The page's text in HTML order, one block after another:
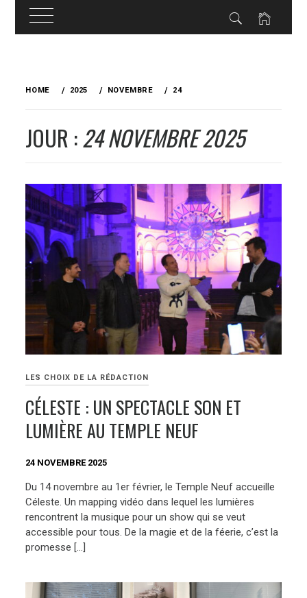
HOME 2025 NOVEMBRE 24
JOUR :24 NOVEMBRE 2025
LES CHOIX DE LA RÉDACTION
CÉLESTE : UN SPECTACLE SON ET
LUMIÈRE AU TEMPLE NEUF
24 NOVEMBRE 2025
Du 14 novembre au 1er février, le Temple Neuf accueille
Céleste. Un mapping vidéo dans lequel les lumières
rencontrent la musique pour un show qui se veut
accessible pour tous. De la magie et de la féerie, c’est la
promesse […]